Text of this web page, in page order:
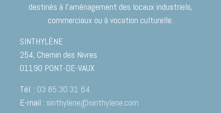
destinés à l’aménagement des locaux industriels,
commerciaux ou à vocation culturelle.
SINTHYLÈNE
254, Chemin des Nivres
01190 PONT-DE-VAUX
Tél. : 03 85 30 31 64
E-mail : sinthylene@sinthylene.com